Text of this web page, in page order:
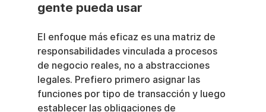
gente pueda usar
El enfoque más eficaz es una matriz de
responsabilidades vinculada a procesos
de negocio reales, no a abstracciones
legales. Prefiero primero asignar las
funciones por tipo de transacción y luego
establecer las obligaciones de